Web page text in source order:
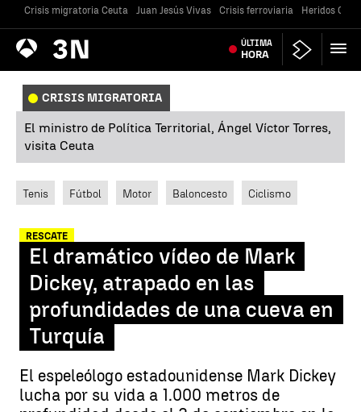
Crisis migratoria Ceuta Juan Jesús Vivas Crisis ferroviaria Heridos
Antena
3 Noticias ÚLTIMA
HORA
CRISIS MIGRATORIA
El ministro de Política Territorial, Ángel Víctor Torres,
visita Ceuta
Tenis Fútbol Motor Baloncesto Ciclismo
RESCATE
El dramático vídeo de Mark
Dickey, atrapado en las
profundidades de una cueva en
Turquía
El espeleólogo estadounidense Mark Dickey
lucha por su vida a 1.000 metros de